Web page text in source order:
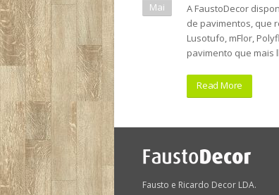
Mai
A FaustoDecor
de pavimentos, que
Lusotufo, mFlor,
pavimento que mais
Read More
Fausto e Ricardo Decor LDA.